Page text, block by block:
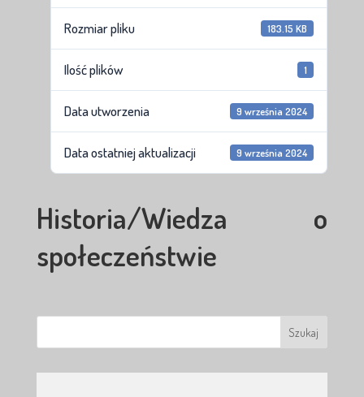
Rozmiar pliku 183.15 KB
Ilość plików 1
Data utworzenia 9 września 2024
Data ostatniej aktualizacji 9 września 2024
Historia/Wiedza o
społeczeństwie